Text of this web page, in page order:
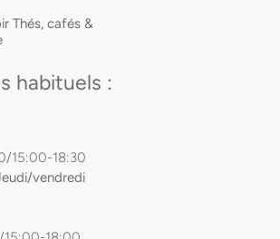
Thés, cafés &
habituels :
15:00-18:30
vendredi